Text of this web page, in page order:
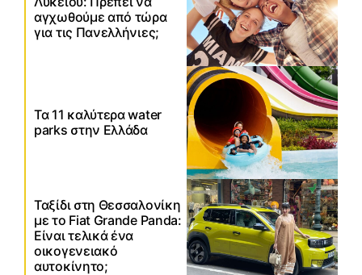
αγχωθούμε από τώρα
για τις Πανελλήνιες;
Τα 11 καλύτερα water
parks στην Ελλάδα
Ταξίδι στη Θεσσαλονίκη
με το Fiat Grande Panda:
Είναι τελικά ένα
οικογενειακό
αυτοκίνητο;